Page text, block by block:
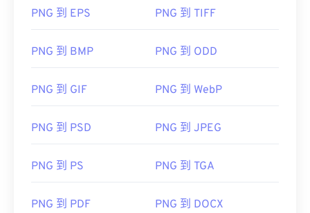
PNG 到 EPS PNG 到 TIFF
PNG 到 BMP PNG 到 ODD
PNG 到 GIF PNG 到 WebP
PNG 到 PSD PNG 到 JPEG
PNG 到 PS PNG 到 TGA
PNG 到 PDF PNG 到 DOCX